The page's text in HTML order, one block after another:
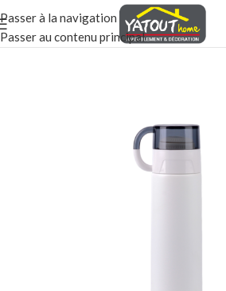
Passer à la navigation
Passer au contenu principal